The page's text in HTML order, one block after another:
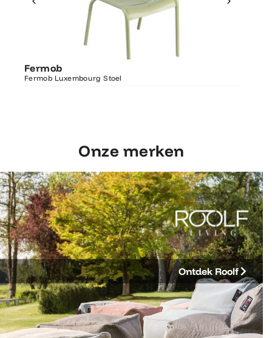
Fermob
Fermob Luxembourg Stoel
Ontdek Fermob
Luxembourg Stoel
Onze merken
Ontdek Roolf